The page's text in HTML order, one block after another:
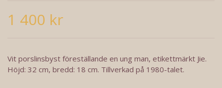
1 400 kr
Vit porslinsbyst föreställande en ung man, etikettmärkt Jie.
Höjd: 32 cm, bredd: 18 cm. Tillverkad på 1980-talet.